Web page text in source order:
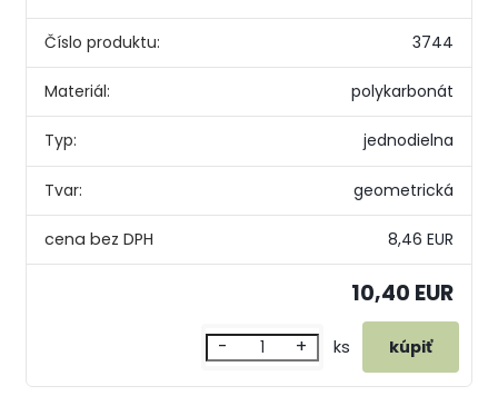
Číslo produktu: 3744
Materiál: polykarbonát
Typ: jednodielna
Tvar: geometrická
8,46 EUR
10,40 EUR
- + ks